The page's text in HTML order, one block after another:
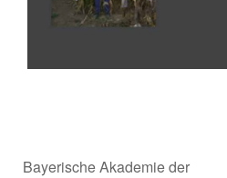
Bayerische Akademie der